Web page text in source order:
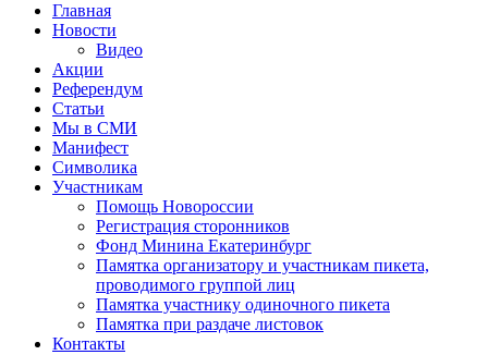
Главная
Новости
Видео
Акции
Референдум
Статьи
Мы в СМИ
Манифест
Символика
Участникам
Помощь Новороссии
Регистрация сторонников
Фонд Минина Екатеринбург
Памятка организатору и участникам пикета,
проводимого группой лиц
Памятка участнику одиночного пикета
Памятка при раздаче листовок
Контакты